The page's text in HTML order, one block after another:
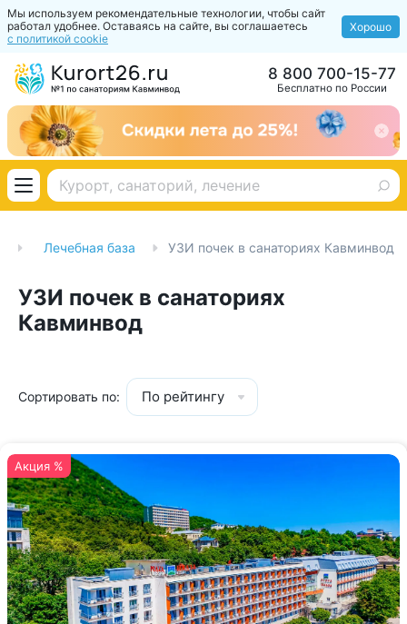
Мы используем рекомендательные технологии, чтобы сайт
работал удобнее. Оставаясь на сайте, вы соглашаетесь
с политикой cookie
Хорошо
Бесплатно по России
8 800 700-15-77
Лечебная база УЗИ почек в санаториях Кавминвод
УЗИ почек в санаториях
Кавминвод
Сортировать по: По рейтингу
Акция %